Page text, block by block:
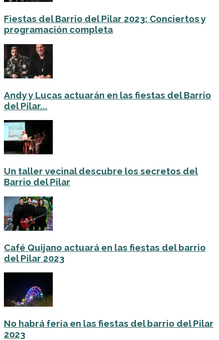
Fiestas del Barrio del Pilar 2023: Conciertos y
programación completa
Andy y Lucas actuarán en las fiestas del Barrio
del Pilar...
Un taller vecinal descubre los secretos del
Barrio del Pilar
Café Quijano actuará en las fiestas del barrio
del Pilar 2023
No habrá feria en las fiestas del barrio del Pilar
2023